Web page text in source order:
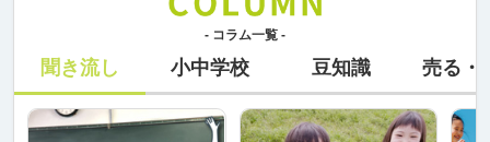
- コラム一覧 -
聞き流し 小中学校 豆知識 売る・